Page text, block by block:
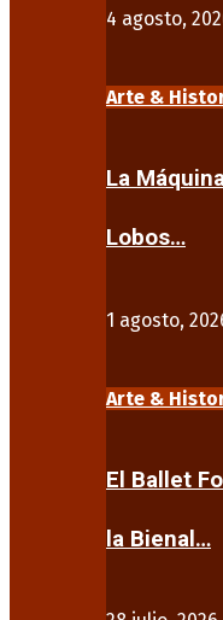
4 agosto,
Arte &
La
Lobos…
1 agosto,
Arte &
El Ballet
la Bienal…